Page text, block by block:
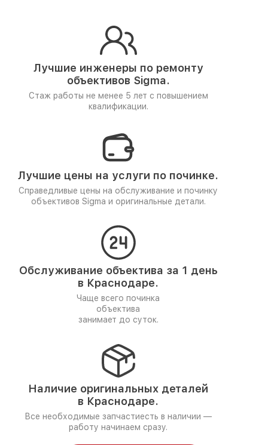
Лучшие инженеры по ремонту
объективов Sigma.
Стаж работы не менее 5 лет с повышением
квалификации.
Лучшие цены на услуги по починке.
Справедливые цены на обслуживание и починку
объективов Sigma и оригинальные детали.
Обслуживание объектива за 1 день
в Краснодаре.
Чаще всего починка
объектива
занимает до суток.
Наличие оригинальных деталей
в Краснодаре.
Все необходимые запчастиесть в наличии —
работу начинаем сразу.